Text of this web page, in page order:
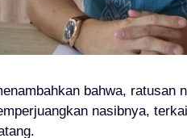
bahwa, ratusan
nasibnya,